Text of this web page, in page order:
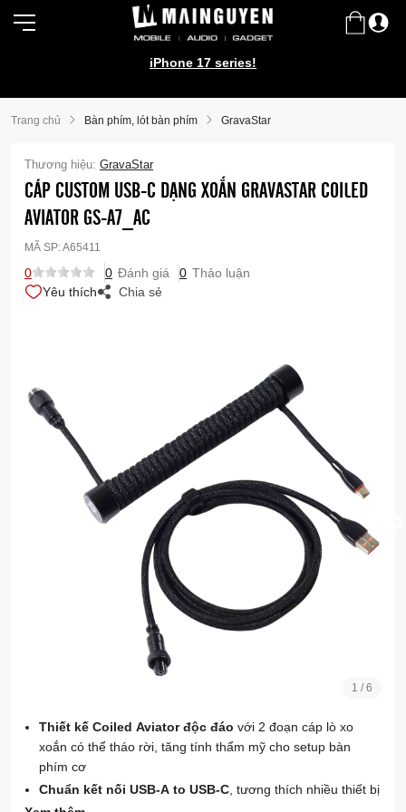
iPhone 17 series!
Trang chủ Bàn phím, lót bàn phím GravaStar
Thương hiệu: GravaStar
CÁP CUSTOM USB-C DẠNG XOẮN GRAVASTAR COILED
AVIATOR GS-A7_AC
MÃ SP:A65411
0 0 Đánh giá 0 Thảo luận
Yêu thích
Chia sẻ
1 /6
Thiết kế Coiled Aviator độc đáo với 2 đoạn cáp lò xo
xoắn có thể tháo rời, tăng tính thẩm mỹ cho setup bàn
phím cơ
Chuẩn kết nối USB-A to USB-C , tương thích nhiều thiết bị